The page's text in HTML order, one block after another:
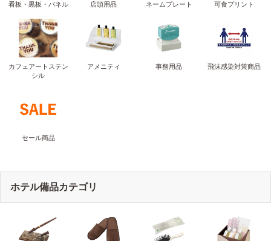
看板・黒板・パネル 店頭用品 ネームプレート 可食プリント
カフェアートステン
シル
アメニティ 事務用品 飛沫感染対策商品
セール商品
ホテル備品カテゴリ